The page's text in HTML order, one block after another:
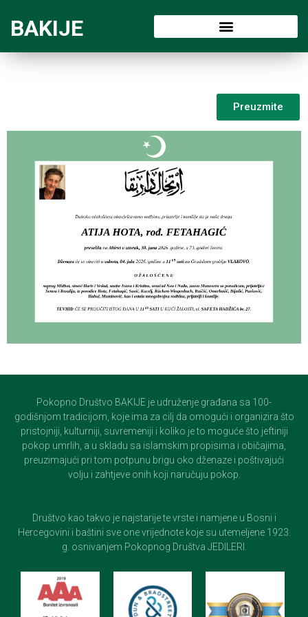
BAKIJE
Preuzmite
Pokopno Društvo BAKIJE je udruženje građana sa 100-
godišnjom tradicijom, koje ima za cilj da omogući i organizira što
pristojniji, kulturniji, suvremeniji i koliko je to moguće što jeftiniji
pokop umrlih, a u skladu sa islamskim propisima i običajima,
preuzimajući pri tom potpunu brigu oko dženaze i poštivajući
volju i zahtjeve onih koji naručuju pokop.
Društvo kao takvo je najstarije te vrste i namjene u Bosni i
Hercegovini i baštini sve one vrijednote koje su utemeljene 1923.
g. osnivanjem Pokopnog Društva JEDILERI.